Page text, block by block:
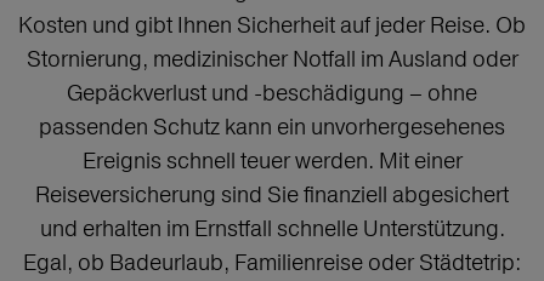
Kosten und gibt Ihnen Sicherheit auf jeder Reise. Ob
Stornierung, medizinischer Notfall im Ausland oder
Gepäckverlust und -beschädigung – ohne
passenden Schutz kann ein unvorhergesehenes
Ereignis schnell teuer werden. Mit einer
Reiseversicherung sind Sie finanziell abgesichert
und erhalten im Ernstfall schnelle Unterstützung.
Egal, ob Badeurlaub, Familienreise oder Städtetrip: